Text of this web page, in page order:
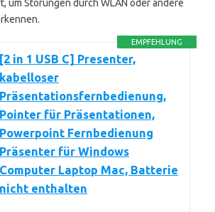
um Störungen durch WLAN oder andere
EMPFEHLUNG
[2 in 1 USB C] Presenter,
kabelloser
Präsentationsfernbedienung,
Pointer für Präsentationen,
Powerpoint Fernbedienung
Präsenter für Windows
Computer Laptop Mac, Batterie
nicht enthalten